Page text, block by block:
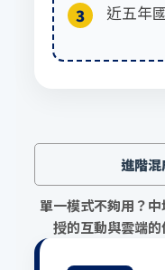
3
近五年
進階混
單一模式不夠用？
授的互動與雲端